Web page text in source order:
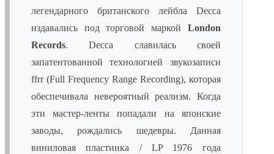
легендарного британского лейбла Decca
издавались под торговой маркой London
Records. Decca славилась своей
запатентованной технологией звукозаписи
ffrr (Full Frequency Range Recording), которая
обеспечивала невероятный реализм. Когда
эти мастер-ленты попадали на японские
заводы, рождались шедевры. Данная
виниловая пластинка / LP 1976 года